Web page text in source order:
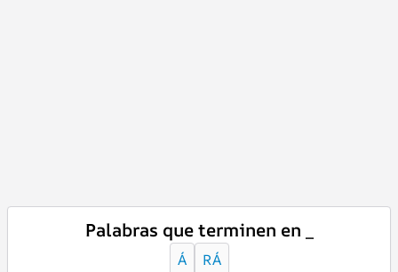
Palabras que terminen en _
Á RÁ